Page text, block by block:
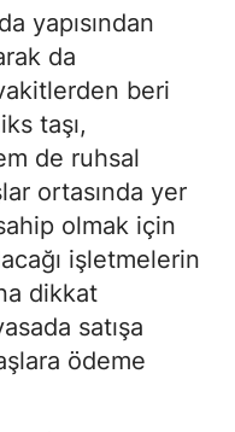
yapısından
da
beri
taşı,
de ruhsal
ortasında yer
olmak için
işletmelerin
dikkat
satışa
ödeme